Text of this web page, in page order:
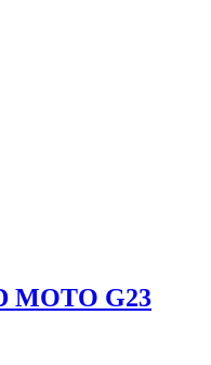
MOTO G23